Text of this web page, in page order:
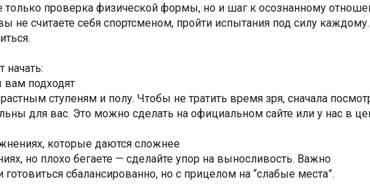
только проверка физической формы, но и шаг к осознанному
считаете себя спортсменом, пройти испытания под силу каждому.
начать:
вам подходят
ступеням и полу. Чтобы не тратить время зря, сначала
для вас. Это можно сделать на официальном сайте или у нас в
которые даются сложнее
но плохо бегаете — сделайте упор на выносливость. Важно
сбалансированно, но с прицелом на “слабые места”.